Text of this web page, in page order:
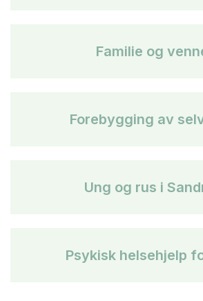
Familie og
Forebygging av
Ung og rus i
Psykisk helsehjelp